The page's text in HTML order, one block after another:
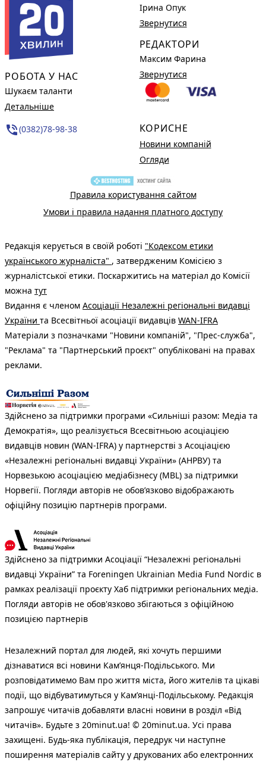
РОБОТА У НАС
Шукаєм таланти
Детальніше
phone_in_talk(0382)78-98-38
Ірина Опук
Звернутися
РЕДАКТОРИ
Максим Фарина
Звернутися
КОРИСНЕ
Новини компаній
Огляди
Правила користування сайтом
Умови і правила надання платного доступу
Редакція керується в своїй роботі "Кодексом етики
українського журналіста" , затвердженим Комісією з
журналістської етики. Поскаржитись на матеріал до Комісії
можна тут
Видання є членом Асоціації Незалежні регіональні видавці
України та Всесвітньої асоціації видавців WAN-IFRA
Матеріали з позначками "Новини компаній", "Прес-служба",
"Реклама" та "Партнерський проєкт" опубліковані на правах
реклами.
Здійснено за підтримки програми «Сильніші разом: Медіа та
Демократія», що реалізується Всесвітньою асоціацією
видавців новин (WAN-IFRA) у партнерстві з Асоціацією
«Незалежні регіональні видавці України» (АНРВУ) та
Норвезькою асоціацією медіабізнесу (MBL) за підтримки
Норвегії. Погляди авторів не обов’язково відображають
офіційну позицію партнерів програми.
Здійснено за підтримки Асоціації “Незалежні регіональні
видавці України” та Foreningen Ukrainian Media Fund Nordic в
рамках реалізації проєкту Хаб підтримки регіональних медіа.
Погляди авторів не обов'язково збігаються з офіційною
позицією партнерів
Незалежний портал для людей, які хочуть першими
дізнаватися всі новини Кам’янця-Подільського. Ми
розповідатимемо Вам про життя міста, його жителів та цікаві
події, що відбуватимуться у Кам’янці-Подільському. Редакція
запрошує читачів добавляти власні новини в розділ «Від
читачів». Будьте з 20minut.ua! © 20minut.ua. Усі права
захищені. Будь-яка публiкацiя, передрук чи наступне
поширення матеріалів сайту у друкованих або електронних